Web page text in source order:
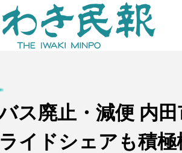
ス廃止・減便 内
イドシェアも積極